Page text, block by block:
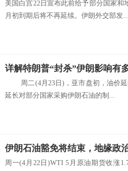
美国白宫22日宣布此前给予部分国家
月初到期后将不再延续。伊朗外交部发
周二(4月23日)，亚市盘初，油价延
延长对部分国家采购伊朗石油的制...
周一(4月22日)WTI 5月原油期货收涨